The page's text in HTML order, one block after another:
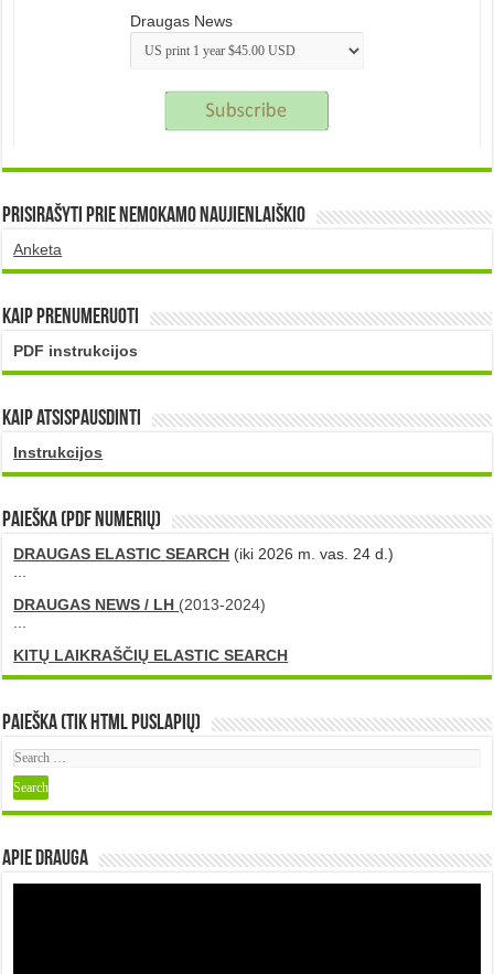
Draugas News
Prisirašyti prie nemokamo naujienlaiškio
Anketa
Kaip prenumeruoti
PDF instrukcijos
Kaip atsispausdinti
Instrukcijos
PAIEŠKA (PDF numerių)
DRAUGAS ELASTIC SEARCH (iki 2026 m. vas. 24 d.)
DRAUGAS NEWS / LH (2013-2024)
KITŲ LAIKRAŠČIŲ ELASTIC SEARCH
Paieška (tik HTML puslapių)
Apie DRAUGA